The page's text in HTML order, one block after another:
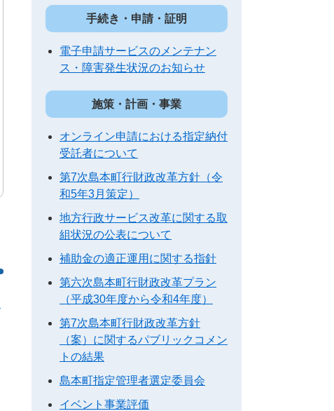
手続き・申請・証明
電子申請サービスのメンテナン
ス・障害発生状況のお知らせ
施策・計画・事業
オンライン申請における指定納付
受託者について
第7次島本町行財政改革方針（令
和5年3月策定）
地方行政サービス改革に関する取
組状況の公表について
補助金の適正運用に関する指針
第六次島本町行財政改革プラン
（平成30年度から令和4年度）
第7次島本町行財政改革方針
（案）に関するパブリックコメン
トの結果
島本町指定管理者選定委員会
イベント事業評価